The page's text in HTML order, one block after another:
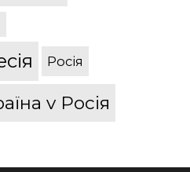
Росія
v Росія